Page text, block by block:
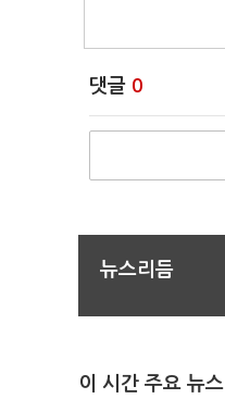
댓글 0
뉴스리듬
이 시간 주요 뉴스